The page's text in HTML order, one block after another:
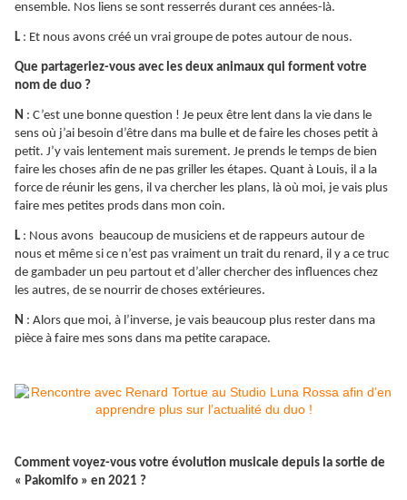
ensemble. Nos liens se sont resserrés durant ces années-là.
L : Et nous avons créé un vrai groupe de potes autour de nous.
Que partageriez-vous avec les deux animaux qui forment votre
nom de duo ?
N : C’est une bonne question ! Je peux être lent dans la vie dans le
sens où j’ai besoin d’être dans ma bulle et de faire les choses petit à
petit. J’y vais lentement mais surement. Je prends le temps de bien
faire les choses afin de ne pas griller les étapes. Quant à Louis, il a la
force de réunir les gens, il va chercher les plans, là où moi, je vais plus
faire mes petites prods dans mon coin.
L : Nous avons beaucoup de musiciens et de rappeurs autour de
nous et même si ce n’est pas vraiment un trait du renard, il y a ce truc
de gambader un peu partout et d’aller chercher des influences chez
les autres, de se nourrir de choses extérieures.
N : Alors que moi, à l’inverse, je vais beaucoup plus rester dans ma
pièce à faire mes sons dans ma petite carapace.
Comment voyez-vous votre évolution musicale depuis la sortie de
« Pakomifo » en 2021 ?